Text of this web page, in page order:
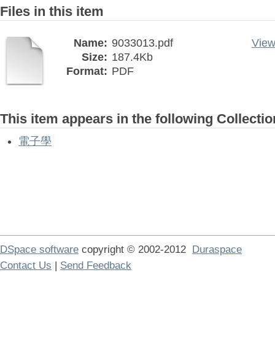
Files in this item
Name: 9033013.pdf
Size: 187.4Kb
Format: PDF
This item appears in the following
電子學
DSpace software copyright © 2002-2012 Duraspace
Contact Us | Send Feedback